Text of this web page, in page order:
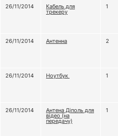
26/11/2014
Кабель для
трекеру
1
26/11/2014
Антенна 2
26/11/2014
Ноутбук 1
26/11/2014
Антена Діполь для
відео (на
передачу)
1